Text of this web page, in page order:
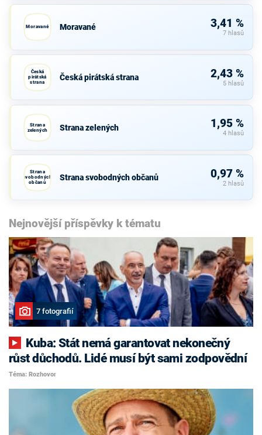
Moravané Moravané 3,41 %
7 hlasů
Česká
pirátská
strana
Česká pirátská strana 2,43 %
5 hlasů
Strana
zelených
Strana zelených 1,95 %
4 hlasů
Strana
svobodných
občanů
Strana svobodných občanů 0,97 %
2 hlasů
Nejnovější příspěvky k tématu
7 fotografií
růst důchodů. Lidé musí být sami zodpovědní
Téma: Rozhovor